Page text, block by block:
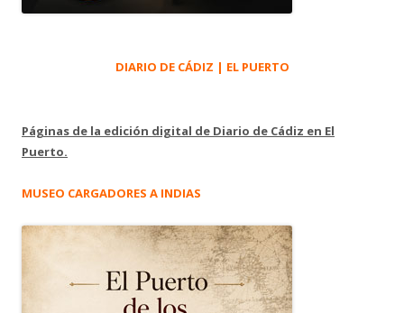
DIARIO DE CÁDIZ | EL PUERTO
Páginas de la edición digital de Diario de Cádiz en El
Puerto.
MUSEO CARGADORES A INDIAS